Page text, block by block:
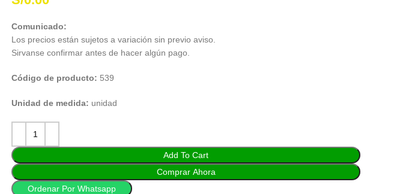
Comunicado:
Los precios están sujetos a variación sin previo aviso.
Sirvanse confirmar antes de hacer algún pago.
Código de producto: 539
Unidad de medida: unidad
Add To Cart
Comprar Ahora
Ordenar Por Whatsapp